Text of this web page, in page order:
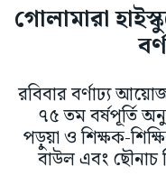
গোলামারা
রবিবার বর্ণাঢ্য
৭৫ তম বর্ষপূর্তি
পড়ুয়া ও শিক্ষক-
বাউল এবং ছৌনাচ